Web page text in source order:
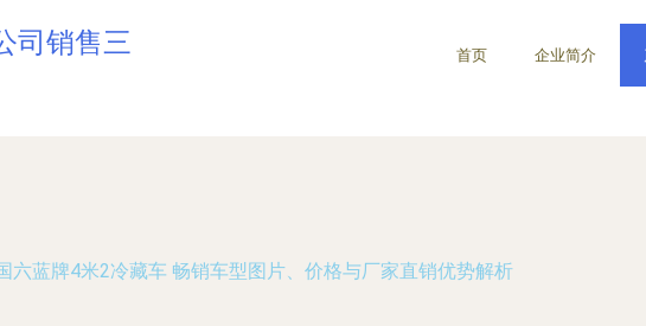
司销售三
首页 企业简介
六蓝牌4米2冷藏车 畅销车型图片、价格与厂家直销优势解析